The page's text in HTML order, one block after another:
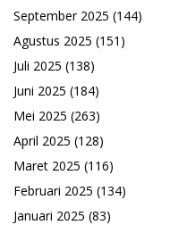
September 2025 (144)
Agustus 2025 (151)
Juli 2025 (138)
Juni 2025 (184)
Mei 2025 (263)
April 2025 (128)
Maret 2025 (116)
Februari 2025 (134)
Januari 2025 (83)